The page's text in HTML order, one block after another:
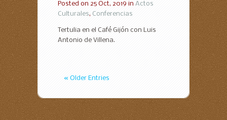
Posted on 25 Oct, 2019 in Actos
Culturales, Conferencias
Tertulia en el Café Gijón con Luis
Antonio de Villena.
« Older Entries